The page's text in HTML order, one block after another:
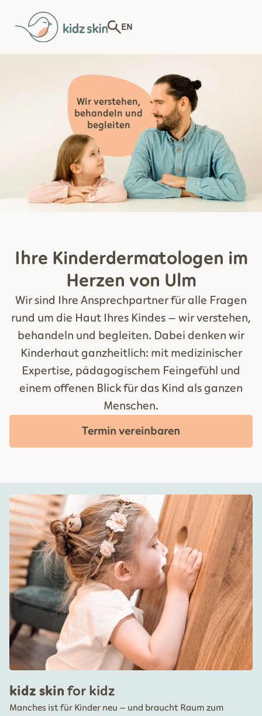
EN
Wir verstehen,
behandeln und
begleiten
Ihre Kinderdermatologen im
Herzen von Ulm
Wir sind Ihre Ansprechpartner für alle Fragen
rund um die Haut Ihres Kindes – wir verstehen,
behandeln und begleiten. Dabei denken wir
Kinderhaut ganzheitlich: mit medizinischer
Expertise, pädagogischem Feingefühl und
einem offenen Blick für das Kind als ganzen
Menschen.
Termin vereinbaren
kidz skinfor kidz
Manches ist für Kinder neu – und braucht Raum zum